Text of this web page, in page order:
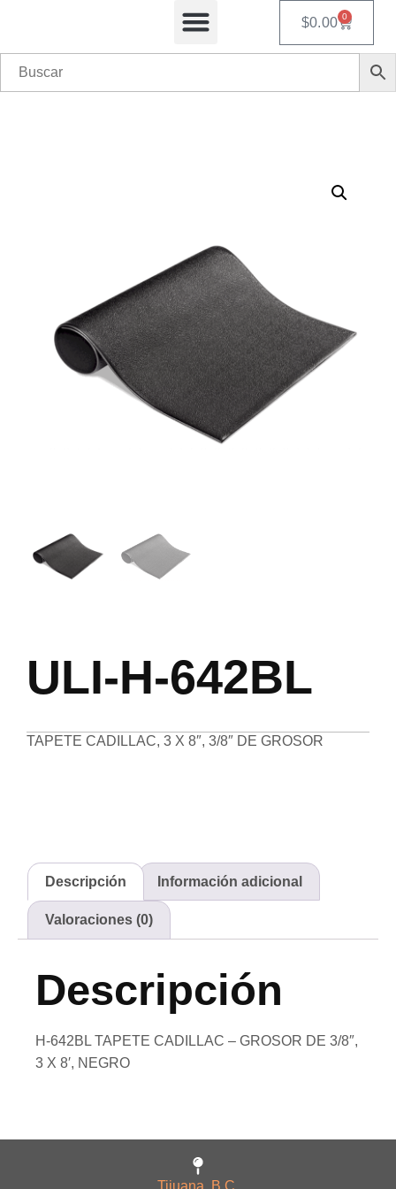
$0.00 0
ULI-H-642BL
TAPETE CADILLAC, 3 X 8″, 3/8″ DE GROSOR
Descripción Información adicional
Valoraciones (0)
Descripción
H-642BL TAPETE CADILLAC – GROSOR DE 3/8″,
3 X 8′, NEGRO